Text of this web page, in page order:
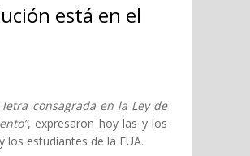
está en el
consagrada en la Ley de
, expresaron hoy las y los
los estudiantes de la FUA.